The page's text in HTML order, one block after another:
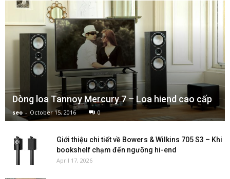
Dòng loa Tannoy Mercury 7 – Loa hiend cao cấp
seo - October 15, 2016 0
Giới thiệu chi tiết về Bowers & Wilkins 705 S3 – Khi
bookshelf chạm đến ngưỡng hi-end
April 17, 2026